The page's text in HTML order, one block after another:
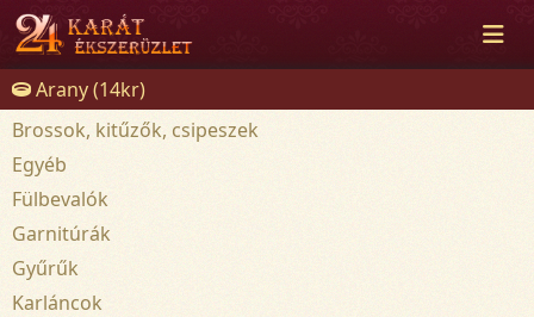
Arany (14kr)
Brossok, kitűzők, csipeszek
Egyéb
Fülbevalók
Garnitúrák
Gyűrűk
Karláncok